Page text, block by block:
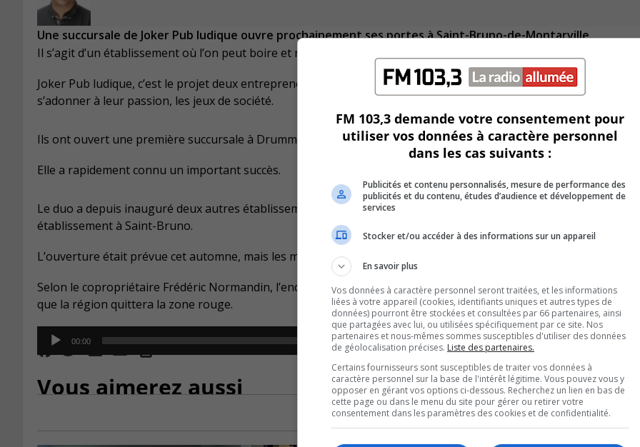
Une succursale de Joker Pub ludique ouvre prochainement ses portes à Saint-Bruno-de-Montarville.
Il s’agit d’un établissement où l’on peut boire et manger tout en jouant à des jeux de société en tout genre.
Joker Pub ludique, c’est le projet deux entrepreneurs de la Rive-Sud qui ont quitté leurs emplois conventionnels
s’adonner à leur passion, les jeux de société.
Ils ont ouvert une première succursale à Drummondville en 2016.
Elle a rapidement connu un important succès.
Le duo a depuis inauguré deux autres établissements à Longueuil et Lévis et s’apprête à ouvrir un quatrième
établissement à Saint-Bruno.
L’ouverture était prévue cet automne, mais les mesures sanitaires contre la covid ont retardé son inauguration.
Selon le copropriétaire Frédéric Normandin, l’endroit devrait ouvrir ses portes sur le boulevard Sir-Wilfrid-
que la région quittera la zone rouge.
Audio
Player
00:00 00:00
Vous aimerez aussi
FM 103,3 demande votre consentement pour
utiliser vos données à caractère personnel
dans les cas suivants :
Publicités et contenu personnalisés, mesure de performance des
publicités et du contenu, études d’audience et développement de
services
Stocker et/ou accéder à des informations sur un appareil
En savoir plus
Vos données à caractère personnel seront traitées, et les informations
liées à votre appareil (cookies, identifiants uniques et autres types de
données) pourront être stockées et consultées par 66 partenaires, ainsi
que partagées avec lui, ou utilisées spécifiquement par ce site. Nos
partenaires et nous-mêmes sommes susceptibles d'utiliser des données
de géolocalisation précises. Liste des partenaires.
Certains fournisseurs sont susceptibles de traiter vos données à
caractère personnel sur la base de l'intérêt légitime. Vous pouvez vous y
opposer en gérant vos options ci-dessous. Recherchez un lien en bas de
cette page ou dans le menu du site pour gérer ou retirer votre
consentement dans les paramètres des cookies et de confidentialité.